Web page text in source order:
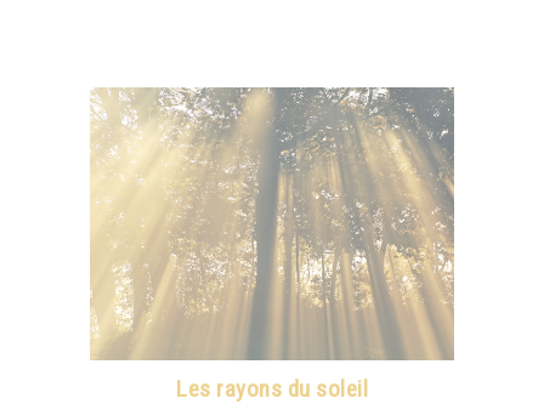
Les rayons du soleil